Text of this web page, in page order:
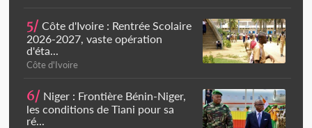
5/ Côte d'Ivoire : Rentrée Scolaire
2026-2027, vaste opération
d'éta...
Côte d'Ivoire
6/ Niger : Frontière Bénin-Niger,
les conditions de Tiani pour sa
ré...